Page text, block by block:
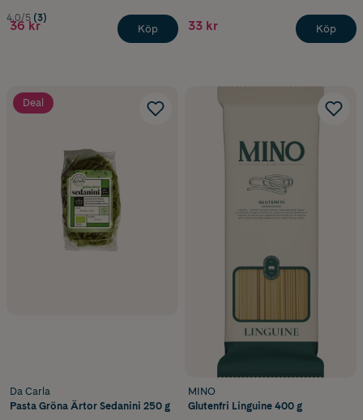
4.0/5 (3)
36 kr Köp 33 kr Köp
Deal
Da Carla
Pasta Gröna Ärtor Sedanini 250 g
MINO
Glutenfri Linguine 400 g